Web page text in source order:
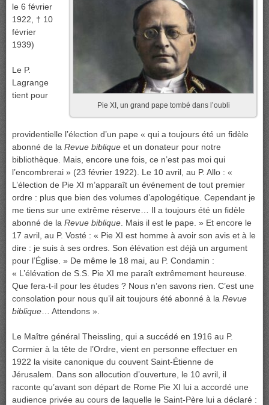
Pie XI, un grand pape tombé dans l’oubli
le 6 février
1922, † 10
février
1939)
Le P.
Lagrange
tient pour
providentielle l’élection d’un pape « qui a toujours été un fidèle
abonné de la Revue biblique et un donateur pour notre
bibliothèque. Mais, encore une fois, ce n’est pas moi qui
l’encombrerai » (23 février 1922). Le 10 avril, au P. Allo : «
L’élection de Pie XI m’apparaît un événement de tout premier
ordre : plus que bien des volumes d’apologétique. Cependant je
me tiens sur une extrême réserve… Il a toujours été un fidèle
abonné de la Revue biblique . Mais il est le pape. » Et encore le
17 avril, au P. Vosté : « Pie XI est homme à avoir son avis et à le
dire : je suis à ses ordres. Son élévation est déjà un argument
pour l’Église. » De même le 18 mai, au P. Condamin :
« L’élévation de S.S. Pie XI me paraît extrêmement heureuse.
Que fera-t-il pour les études ? Nous n’en savons rien. C’est une
consolation pour nous qu’il ait toujours été abonné à la Revue
biblique … Attendons ».
Le Maître général Theissling, qui a succédé en 1916 au P.
Cormier à la tête de l’Ordre, vient en personne effectuer en
1922 la visite canonique du couvent Saint-Étienne de
Jérusalem. Dans son allocution d’ouverture, le 10 avril, il
raconte qu’avant son départ de Rome Pie XI lui a accordé une
audience privée au cours de laquelle le Saint-Père lui a déclaré :